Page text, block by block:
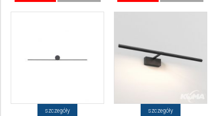
szczegóły szczegóły